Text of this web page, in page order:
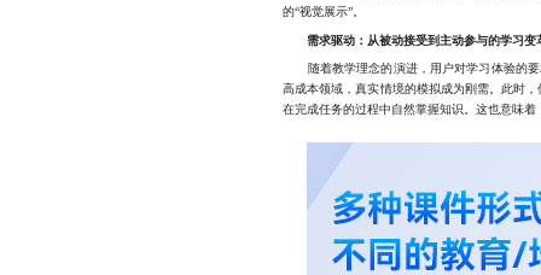
的“视觉展示”。
需求驱动：从被动接受到主动参与的学习变
随着教学理念的演进，用户对学习体验的要
高成本领域，真实情境的模拟成为刚需。此时
在完成任务的过程中自然掌握知识。这也意味